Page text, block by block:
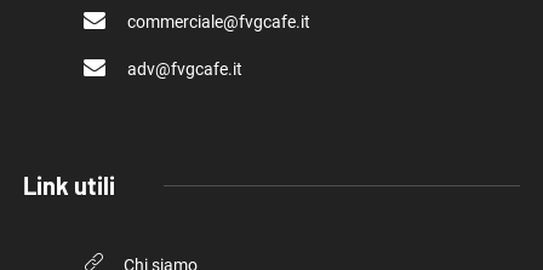
commerciale@fvgcafe.it
adv@fvgcafe.it
Link utili
Chi siamo